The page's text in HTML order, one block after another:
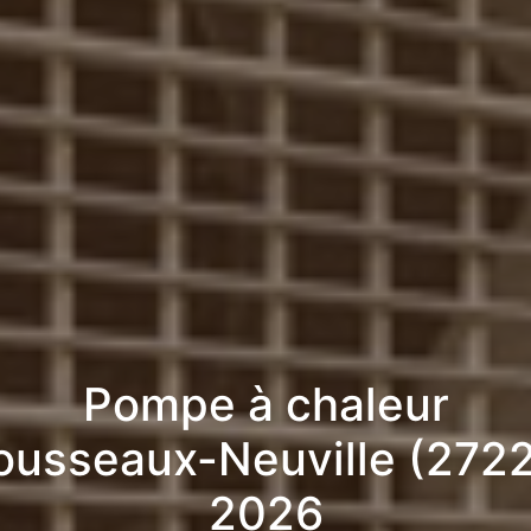
Pompe à chaleur
Neuville
2026